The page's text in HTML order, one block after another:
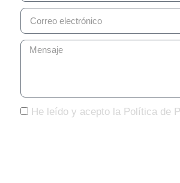
He leído y acepto la Política de